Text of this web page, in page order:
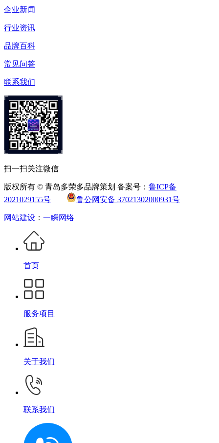
企业新闻
行业资讯
品牌百科
常见问答
联系我们
扫一扫关注微信
版权所有 © 青岛多荣多品牌策划 备案号： 鲁ICP备
2021029155号
鲁公网安备 37021302000931号
网站建设 ： 一瞬网络
首页
服务项目
关于我们
联系我们